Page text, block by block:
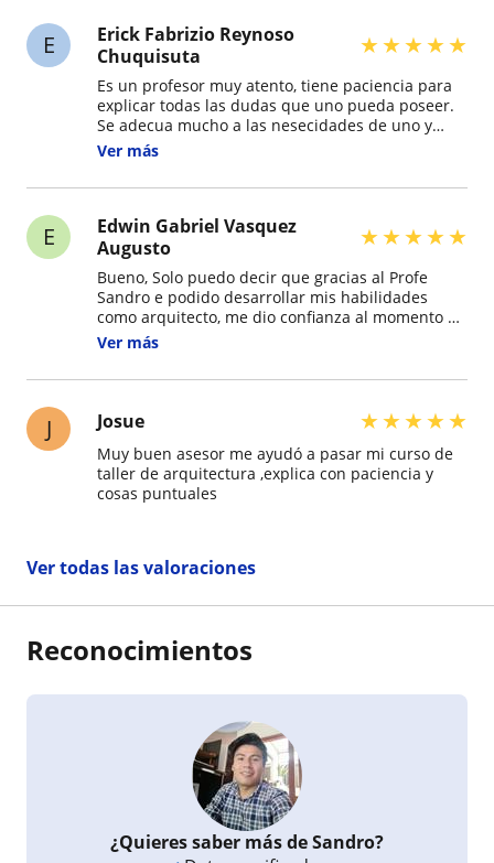
E
Erick Fabrizio Reynoso
Chuquisuta
★★★★★
Es un profesor muy atento, tiene paciencia para
explicar todas las dudas que uno pueda poseer.
Se adecua mucho a las nesecidades de uno y
propone soluciones practicas si uno esta
Ver más
E
Edwin Gabriel Vasquez
Augusto
★★★★★
Bueno, Solo puedo decir que gracias al Profe
Sandro e podido desarrollar mis habilidades
como arquitecto, me dio confianza al momento de
desarrollar mis propios trabajos cosa que yo
Ver más
J Josue ★★★★★
Muy buen asesor me ayudó a pasar mi curso de
taller de arquitectura ,explica con paciencia y
cosas puntuales
Ver todas las valoraciones
Reconocimientos
¿Quieres saber más de Sandro?